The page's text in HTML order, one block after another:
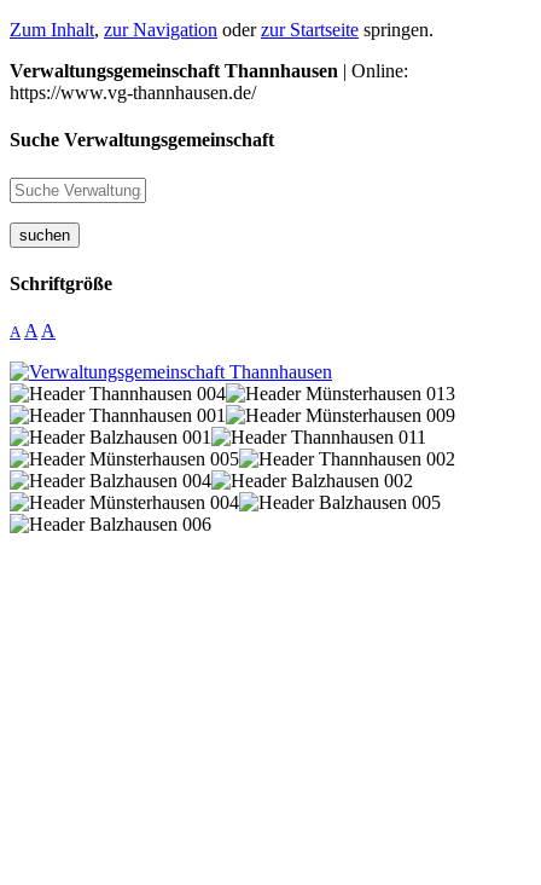
Zum Inhalt, zur Navigation oderzur Startseite springen.
Verwaltungsgemeinschaft Thannhausen | Online:
https://www.vg-thannhausen.de/
Suche Verwaltungsgemeinschaft
suchen
Schriftgröße
A A A